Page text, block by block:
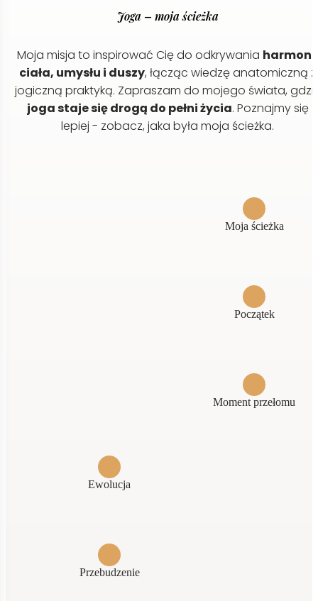
Joga – moja ścieżka
Moja misja to inspirować Cię do odkrywania harmonii
ciała, umysłu i duszy, łącząc wiedzę anatomiczną z
jogiczną praktyką. Zapraszam do mojego świata,
joga staje się drogą do pełni życia. Poznajmy się
lepiej - zobacz, jaka była moja ścieżka.
Moja ścieżka
Początek
Moment przełomu
Ewolucja
Przebudzenie